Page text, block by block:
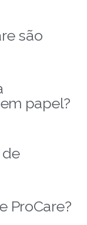
são
papel?
ProCare?